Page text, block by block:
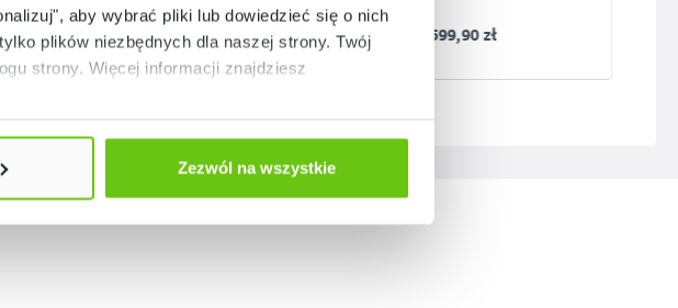
aby wybrać pliki lub dowiedzieć się o nich
plików niezbędnych dla naszej strony. Twój
strony. Więcej informacji znajdziesz
Zezwól na wszystkie
9 999,90 zł 7 599,90 zł